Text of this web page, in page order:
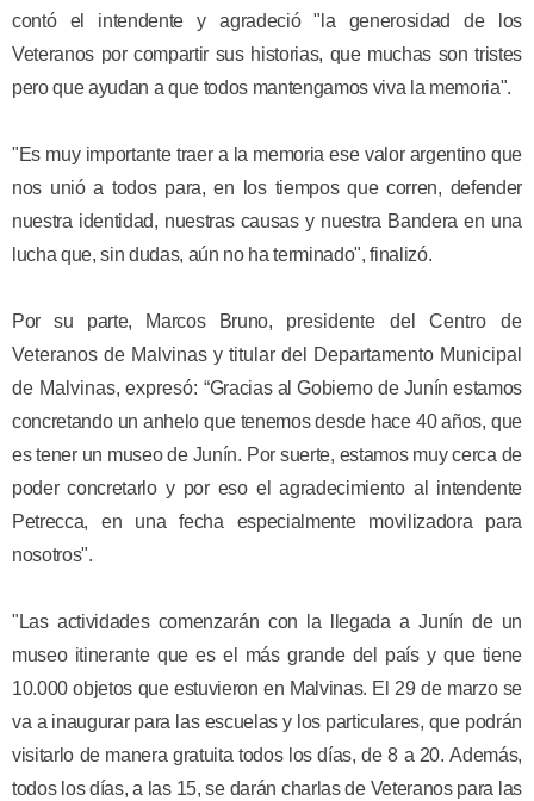
contó el intendente y agradeció "la generosidad de los
Veteranos por compartir sus historias, que muchas son tristes
pero que ayudan a que todos mantengamos viva la memoria".
"Es muy importante traer a la memoria ese valor argentino que
nos unió a todos para, en los tiempos que corren, defender
nuestra identidad, nuestras causas y nuestra Bandera en una
lucha que, sin dudas, aún no ha terminado", finalizó.
Por su parte, Marcos Bruno, presidente del Centro de
Veteranos de Malvinas y titular del Departamento Municipal
de Malvinas, expresó: “Gracias al Gobierno de Junín estamos
concretando un anhelo que tenemos desde hace 40 años, que
es tener un museo de Junín. Por suerte, estamos muy cerca de
poder concretarlo y por eso el agradecimiento al intendente
Petrecca, en una fecha especialmente movilizadora para
nosotros".
"Las actividades comenzarán con la llegada a Junín de un
museo itinerante que es el más grande del país y que tiene
10.000 objetos que estuvieron en Malvinas. El 29 de marzo se
va a inaugurar para las escuelas y los particulares, que podrán
visitarlo de manera gratuita todos los días, de 8 a 20.Además,
todos los días, a las 15, se darán charlas de Veteranos para las